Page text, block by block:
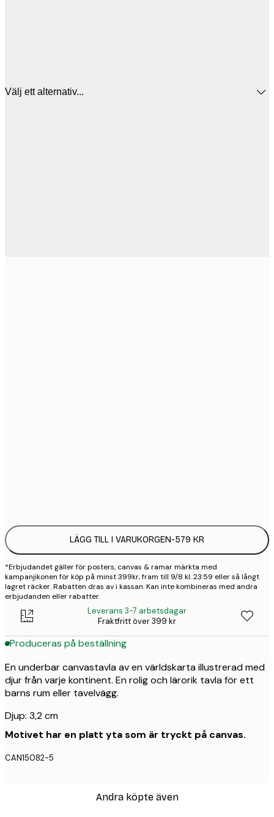
Välj ett alternativ...
LÄGG TILL I VARUKORGEN-579 KR
*Erbjudandet gäller för posters, canvas & ramar märkta med
kampanjikonen för köp på minst 399kr, fram till 9/8 kl. 23:59 eller så långt
lagret räcker. Rabatten dras av i kassan. Kan inte kombineras med andra
erbjudanden eller rabatter.
Leverans 3-7 arbetsdagar
Fraktfritt över 399 kr
Produceras på beställning
En underbar canvastavla av en världskarta illustrerad med
djur från varje kontinent. En rolig och lärorik tavla för ett
barns rum eller tavelvägg.
Djup: 3,2 cm
Motivet har en platt yta som är tryckt på canvas.
CAN15082-5
Andra köpte även